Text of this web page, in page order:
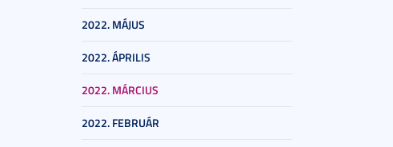
2022. MÁJUS
2022. ÁPRILIS
2022. MÁRCIUS
2022. FEBRUÁR